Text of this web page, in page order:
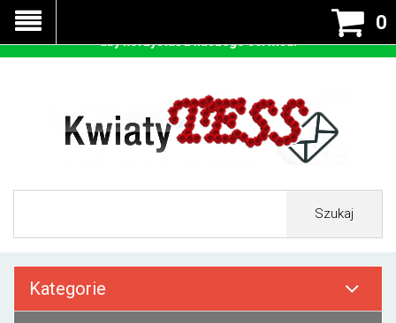
0
Szukaj
Kategorie
Nasza strona korzysta z cookies - czyli tzw ciastek w celu
prawidłowego działania. Zaakceptuj przyjmowanie cookies
aby korzystać z naszego serwisu.